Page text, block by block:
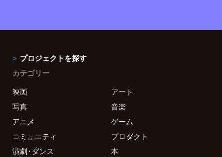
プロジェクトを探す
カテゴリー
映画
アート
写真
音楽
アニメ
ゲーム
コミュニティ
プロダクト
演劇・ダンス
本